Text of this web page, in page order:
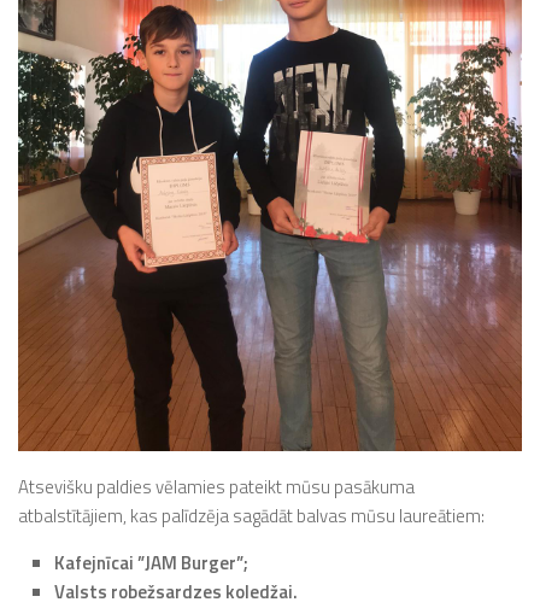
Atsevišku paldies vēlamies pateikt mūsu pasākuma
atbalstītājiem, kas palīdzēja sagādāt balvas mūsu laureātiem:
Kafejnīcai ”JAM Burger”;
Valsts robežsardzes koledžai.